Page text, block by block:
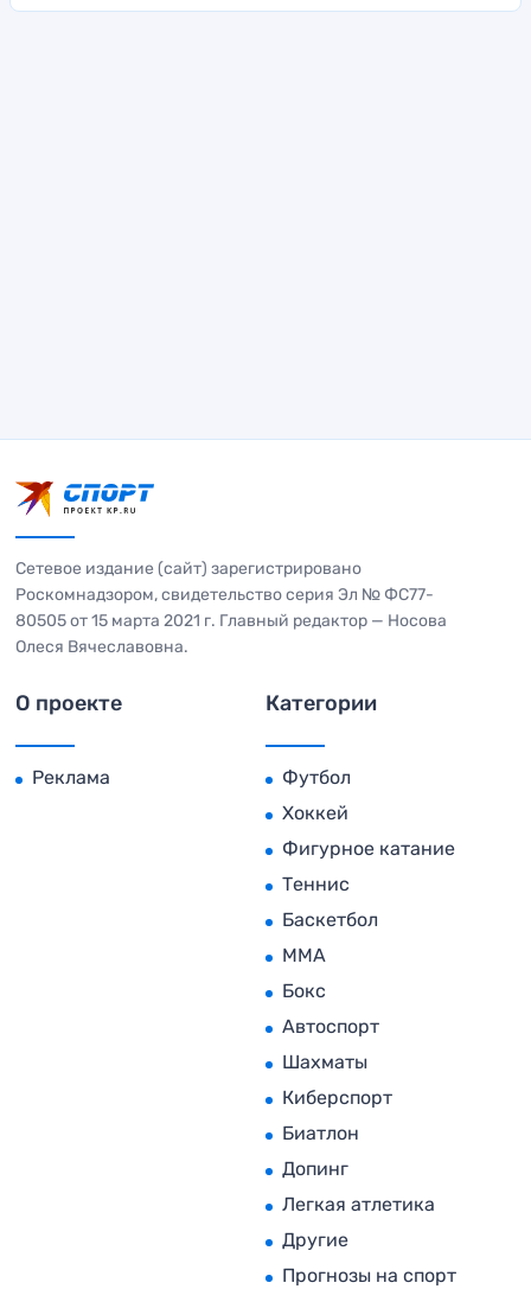
Сетевое издание (сайт) зарегистрировано
Роскомнадзором, свидетельство серия Эл № ФС77-
80505 от 15 марта 2021 г. Главный редактор — Носова
Олеся Вячеславовна.
О проекте
Реклама
Категории
Футбол
Хоккей
Фигурное катание
Теннис
Баскетбол
MMA
Бокс
Автоспорт
Шахматы
Киберспорт
Биатлон
Допинг
Легкая атлетика
Другие
Прогнозы на спорт